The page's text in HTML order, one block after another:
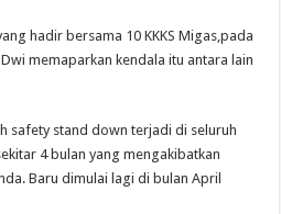
hadir bersama 10 KKKS Migas,pada
memaparkan kendala itu antara lain
safety stand down terjadi di seluruh
4 bulan yang mengakibatkan
Baru dimulai lagi di bulan April